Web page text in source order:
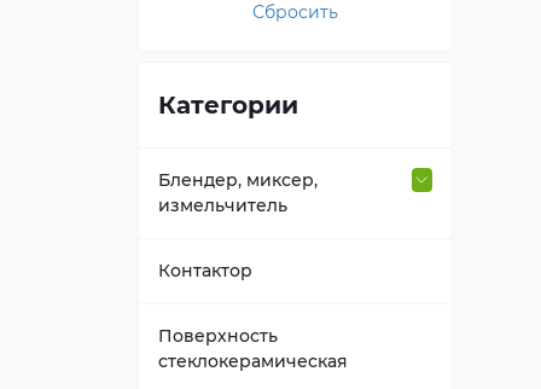
Сбросить
Категории
Блендер, миксер,
измельчитель
Втулка вала
Держатель насадок
Контактор
Поверхность
стеклокерамическая